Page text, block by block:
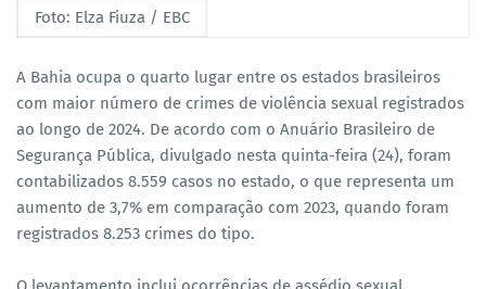
Foto: Elza Fiuza / EBC
A Bahia ocupa o quarto lugar entre os estados brasileiros
com maior número de crimes de violência sexual registrados
ao longo de 2024. De acordo com o Anuário Brasileiro de
Segurança Pública, divulgado nesta quinta-feira (24), foram
contabilizados 8.559 casos no estado, o que representa um
aumento de 3,7% em comparação com 2023, quando foram
registrados 8.253 crimes do tipo.